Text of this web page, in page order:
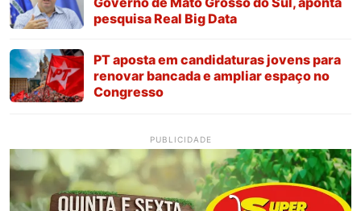
pesquisa Real Big Data
PT aposta em candidaturas jovens para
renovar bancada e ampliar espaço no
Congresso
PUBLICIDADE